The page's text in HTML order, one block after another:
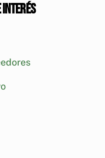
interés